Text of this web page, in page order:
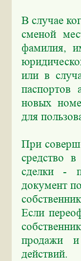
В случае
сменой
фамилия,
или в
паспортов
новых
для
При
средство
сделки -
документ
Если
продажи и
действий.